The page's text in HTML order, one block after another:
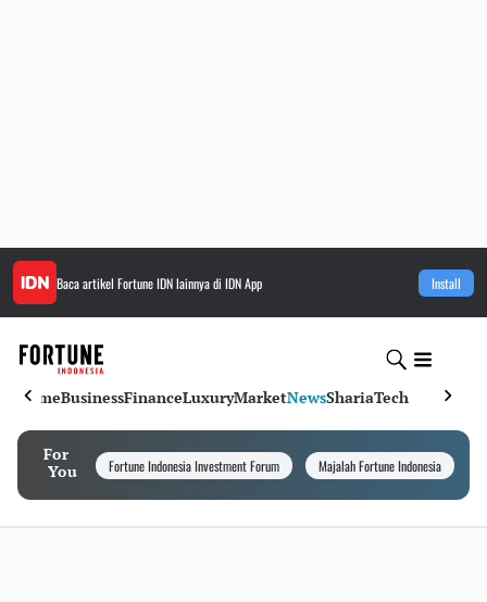
Baca artikel Fortune IDNlainnya di IDN App Install
HomeBusinessFinanceLuxuryMarketNewsShariaTech
For
You
Fortune Indonesia Investment Forum Majalah Fortune Indonesia